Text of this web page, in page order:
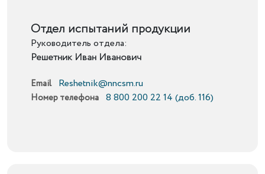
Подробнее
Отдел испытаний продукции
Руководитель отдела:
Решетник Иван Иванович
Email Reshetnik@nncsm.ru
Номер телефона 8 800 200 22 14 (доб. 116)